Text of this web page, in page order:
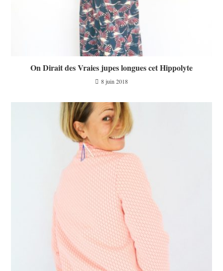
On Dirait des Vraies jupes longues cet Hippolyte
8 juin 2018